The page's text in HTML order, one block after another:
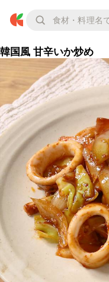
韓国風 甘辛いか炒め